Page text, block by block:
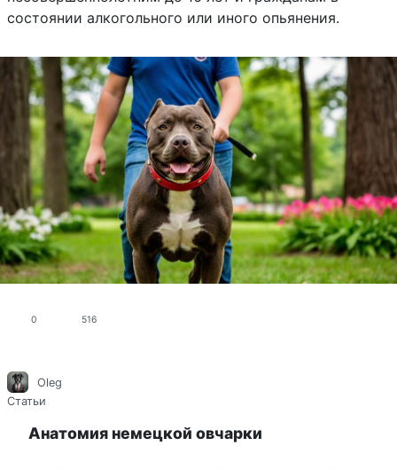
состоянии алкогольного или иного опьянения.
0 516
Oleg
Статьи
Анатомия немецкой овчарки